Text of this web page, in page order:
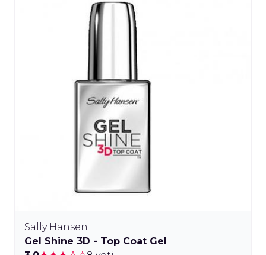
Sally Hansen
Gel Shine 3D - Top Coat Gel